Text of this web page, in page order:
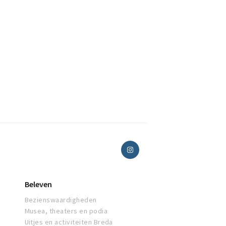
Beleven
Bezienswaardigheden
Musea, theaters en podia
Uitjes en activiteiten Breda